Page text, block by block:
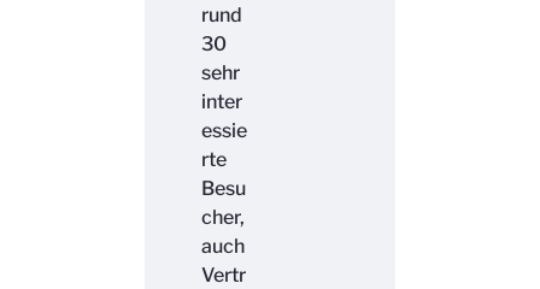
rund
30
sehr
inter
essie
rte
Besu
cher,
auch
Vertr